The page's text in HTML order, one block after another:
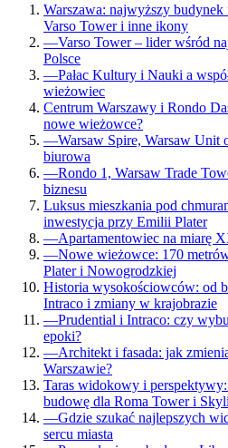
Warszawa: najwyższy
Varso Tower i inne ikony
—Varso Tower – lider wśród
Polsce
—Pałac Kultury i Nauki a
wieżowiec
Centrum Warszawy i Rondo
nowe wieżowce?
—Warsaw Spire, Warsaw Unit
biurowa
—Rondo 1, Warsaw Trade
biznesu
Luksus mieszkania pod
inwestycja przy Emilii Plater
—Apartamentowiec na miarę
—Nowe wieżowce: 170
Plater i Nowogrodzkiej
Historia wysokościowców: od
Intraco i zmiany w krajobrazie
—Prudential i Intraco: czy
epoki?
—Architekt i fasada: jak
Warszawie?
Taras widokowy i
budowę dla Roma Tower i
—Gdzie szukać najlepszych
sercu miasta